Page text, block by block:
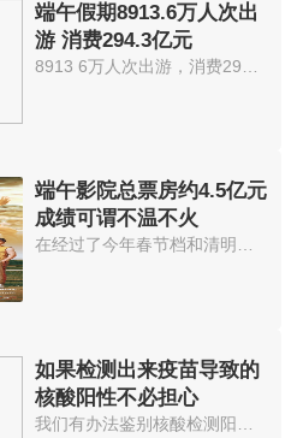
端午假期8913.6万人次出
游 消费294.3亿元
8913 6万人次出游，消费294 3...
端午影院总票房约4.5亿元
成绩可谓不温不火
在经过了今年春节档和清明档电影...
如果检测出来疫苗导致的
核酸阳性不必担心